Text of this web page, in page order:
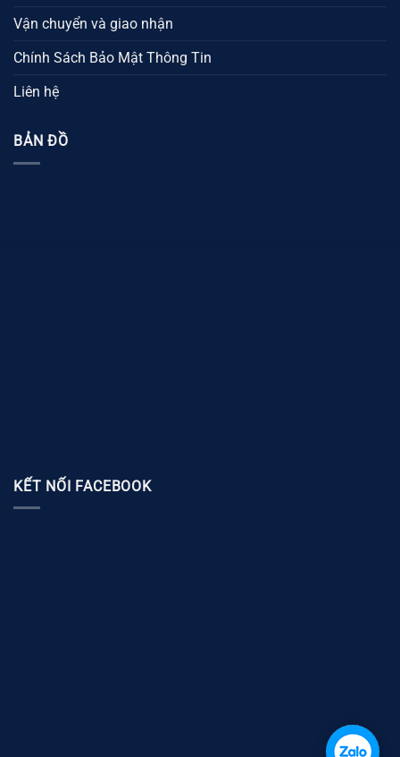
Vận chuyển và giao nhận
Chính Sách Bảo Mật Thông Tin
Liên hệ
BẢN ĐỒ
KẾT NỐI FACEBOOK